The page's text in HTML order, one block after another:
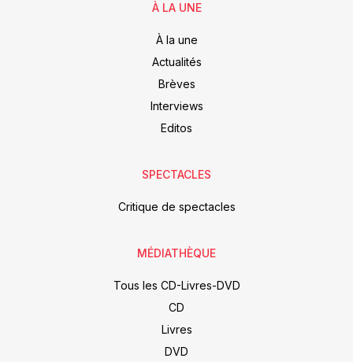
À LA UNE
À la une
Actualités
Brèves
Interviews
Editos
SPECTACLES
Critique de spectacles
MÉDIATHÈQUE
Tous les CD-Livres-DVD
CD
Livres
DVD